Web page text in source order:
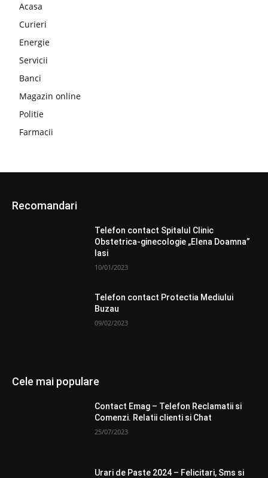
Acasa
Curieri
Energie
Servicii
Banci
Magazin online
Politie
Farmacii
Recomandari
Telefon contact Spitalul Clinic
Obstetrica-ginecologie „Elena Doamna”
Iasi
10/01/2023
Telefon contact Protectia Mediului
Buzau
09/02/2023
Cele mai populare
Contact Emag – Telefon Reclamatii si
Comenzi. Relatii clienti si Chat
25/07/2023
Urari de Paste 2024 – Felicitari, Sms si